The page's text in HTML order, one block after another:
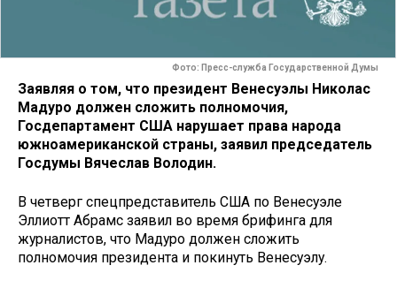
Фото: Пресс-служба Государственной Думы
Заявляя о том, что президент Венесуэлы Николас
Мадуро должен сложить полномочия,
Госдепартамент США нарушает права народа
южноамериканской страны, заявил председатель
Госдумы Вячеслав Володин.
В четверг спецпредставитель США по Венесуэле
Эллиотт Абрамс заявил во время брифинга для
журналистов, что Мадуро должен сложить
полномочия президента и покинуть Венесуэлу.